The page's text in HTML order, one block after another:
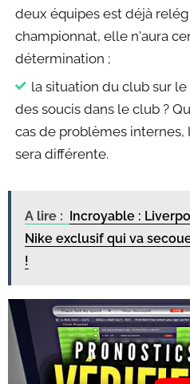
deux équipes est déjà
championnat, elle n'aura
détermination ;
la situation du club sur
des soucis dans le club ?
cas de problèmes internes,
sera différente.
A lire : Incroyable :
Nike exclusif qui va
!